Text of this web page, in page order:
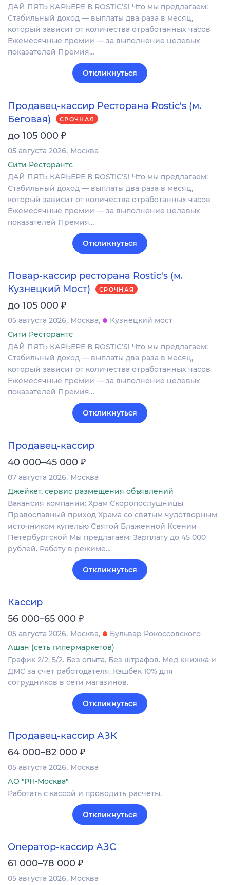
ДАЙ ПЯТЬ КАРЬЕРЕ В ROSTIC’S! Что мы предлагаем:
Стабильный доход — выплаты два раза в месяц,
который зависит от количества отработанных часов
Ежемесячные премии — за выполнение целевых
показателей Премия…
Откликнуться
Продавец-кассир Ресторана Rostic's (м.
Беговая)
СРОЧНАЯ
до 105 000 ₽
05 августа 2026 Москва
Сити Ресторантс
ДАЙ ПЯТЬ КАРЬЕРЕ В ROSTIC’S! Что мы предлагаем:
Стабильный доход — выплаты два раза в месяц,
который зависит от количества отработанных часов
Ежемесячные премии — за выполнение целевых
показателей Премия…
Откликнуться
Повар-кассир ресторана Rostic's (м.
Кузнецкий Мост)
СРОЧНАЯ
до 105 000 ₽
05 августа 2026 Москва
Кузнецкий мост
Сити Ресторантс
ДАЙ ПЯТЬ КАРЬЕРЕ В ROSTIC’S! Что мы предлагаем:
Стабильный доход — выплаты два раза в месяц,
который зависит от количества отработанных часов
Ежемесячные премии — за выполнение целевых
показателей Премия…
Откликнуться
Продавец-кассир
40 000–45 000 ₽
07 августа 2026 Москва
Джейкет, сервис размещения объявлений
Вакансия компании: Храм Скоропослушницы
Православный приход Храма со святым чудотворным
источником купелью Святой Блаженной Ксении
Петербургской Мы предлагаем: Зарплату до 45 000
рублей. Работу в режиме…
Откликнуться
Кассир
56 000–65 000 ₽
05 августа 2026 Москва
Бульвар Рокоссовского
Ашан (сеть гипермаркетов)
График 2/2, 5/2. Без опыта. Без штрафов. Мед книжка и
ДМС за счет работодателя. Кэшбек 10% для
сотрудников в сети магазинов.
Откликнуться
Продавец-кассир АЗК
64 000–82 000 ₽
05 августа 2026 Москва
АО "РН-Москва"
Работать с кассой и проводить расчеты.
Откликнуться
Оператор-кассир АЗС
61 000–78 000 ₽
05 августа 2026 Москва